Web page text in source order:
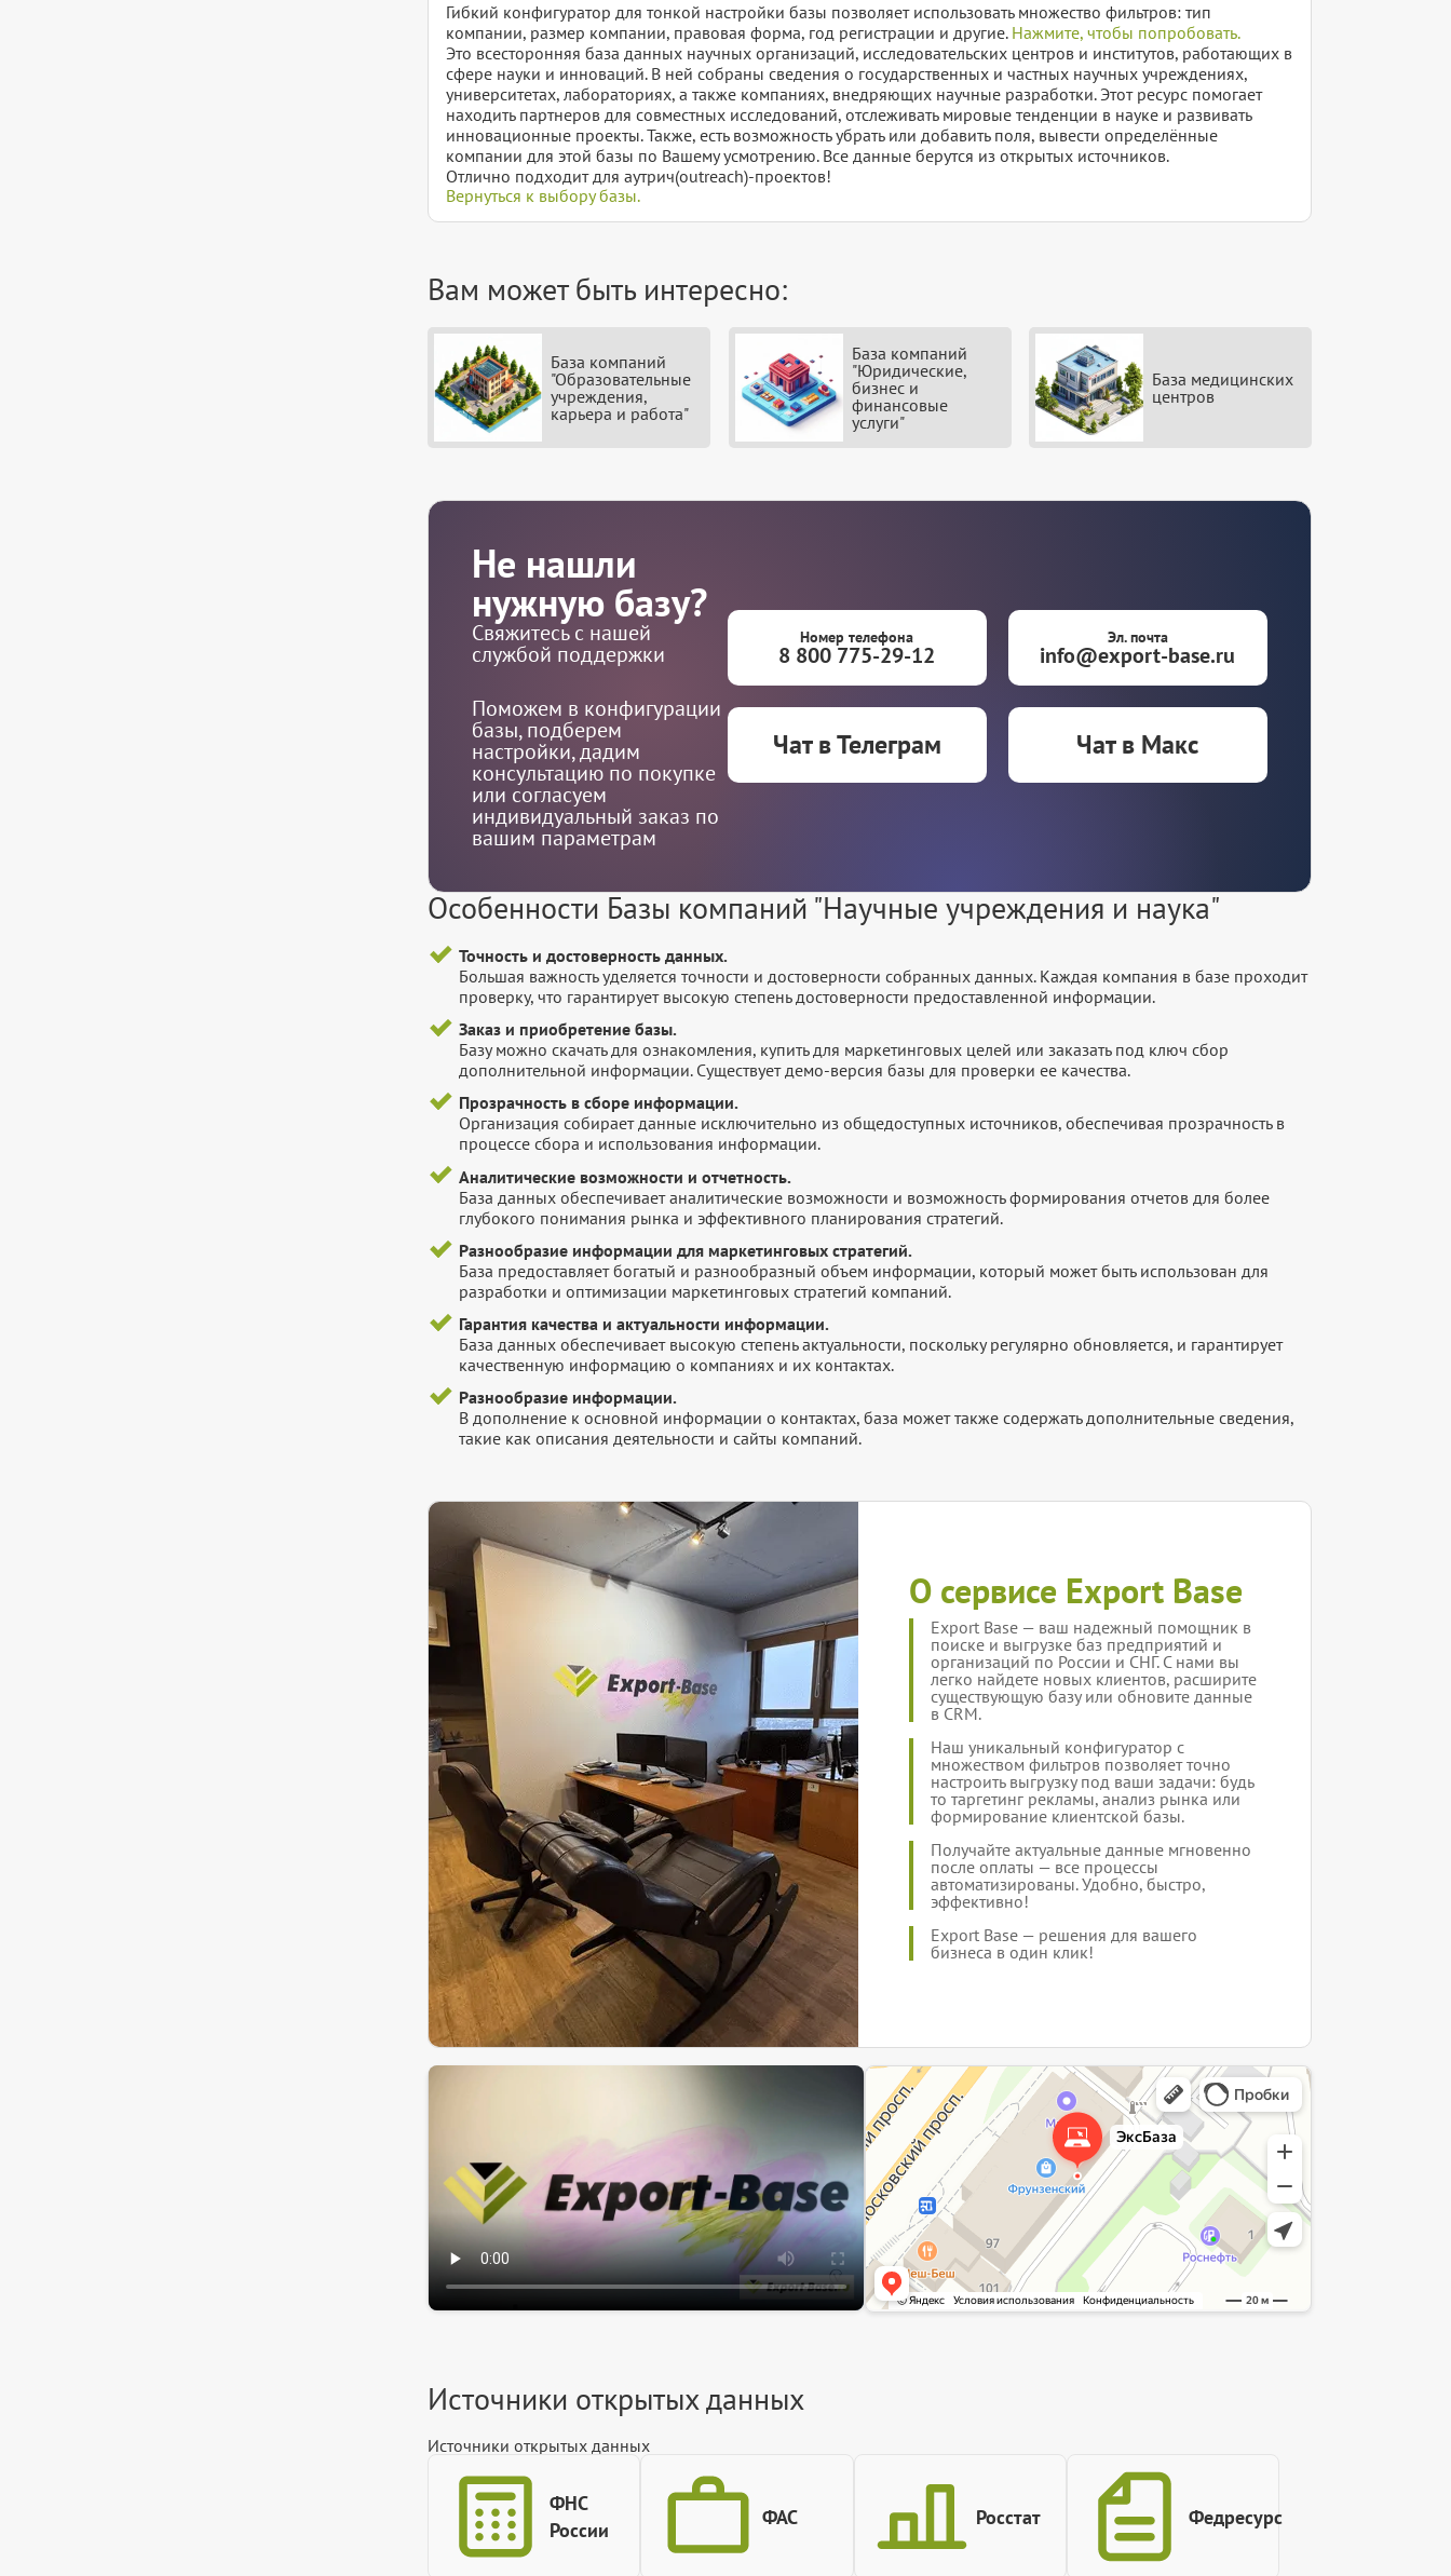
Гибкий конфигуратор для тонкой настройки базы позволяет использовать множество фильтров: тип
компании, размер компании, правовая форма, год регистрации и другие. Нажмите, чтобы попробовать.
Это всесторонняя база данных научных организаций, исследовательских центров и институтов, работающих в
сфере науки и инноваций. В ней собраны сведения о государственных и частных научных учреждениях,
университетах, лабораториях, а также компаниях, внедряющих научные разработки. Этот ресурс помогает
находить партнеров для совместных исследований, отслеживать мировые тенденции в науке и развивать
инновационные проекты. Также, есть возможность убрать или добавить поля, вывести определённые
компании для этой базы по Вашему усмотрению. Все данные берутся из открытых источников.
Отлично подходит для аутрич(outreach)-проектов!
Вернуться к выбору базы.
Вам может быть интересно:
База компаний
"Образовательные
учреждения,
карьера и работа"
База компаний
"Юридические,
бизнес и
финансовые
услуги"
База медицинских
центров
Не нашли
нужную базу?
Свяжитесь с нашей
службой поддержки
Поможем в конфигурации
базы, подберем
настройки, дадим
консультацию по покупке
или согласуем
индивидуальный заказ по
вашим параметрам
Номер телефона
8 800 775-29-12
Эл. почта
info@export-base.ru
Чат в Телеграм Чат в Макс
Особенности Базы компаний "Научные учреждения и наука"
Точность и достоверность данных.
Большая важность уделяется точности и достоверности собранных данных. Каждая компания в базе проходит
проверку, что гарантирует высокую степень достоверности предоставленной информации.
Заказ и приобретение базы.
Базу можно скачать для ознакомления, купить для маркетинговых целей или заказать под ключ сбор
дополнительной информации. Существует демо-версия базы для проверки ее качества.
Прозрачность в сборе информации.
Организация собирает данные исключительно из общедоступных источников, обеспечивая прозрачность в
процессе сбора и использования информации.
Аналитические возможности и отчетность.
База данных обеспечивает аналитические возможности и возможность формирования отчетов для более
глубокого понимания рынка и эффективного планирования стратегий.
Разнообразие информации для маркетинговых стратегий.
База предоставляет богатый и разнообразный объем информации, который может быть использован для
разработки и оптимизации маркетинговых стратегий компаний.
Гарантия качества и актуальности информации.
База данных обеспечивает высокую степень актуальности, поскольку регулярно обновляется, и гарантирует
качественную информацию о компаниях и их контактах.
Разнообразие информации.
В дополнение к основной информации о контактах, база может также содержать дополнительные сведения,
такие как описания деятельности и сайты компаний.
О сервисе Export Base
Export Base — ваш надежный помощник в
поиске и выгрузке баз предприятий и
организаций по России и СНГ. С нами вы
легко найдете новых клиентов, расширите
существующую базу или обновите данные
в CRM.
Наш уникальный конфигуратор с
множеством фильтров позволяет точно
настроить выгрузку под ваши задачи: будь
то таргетинг рекламы, анализ рынка или
формирование клиентской базы.
Получайте актуальные данные мгновенно
после оплаты — все процессы
автоматизированы. Удобно, быстро,
эффективно!
Export Base — решения для вашего
бизнеса в один клик!
ЭкспортБейз
Информационный интернет-сайт в Ярославле
Информационная служба в Ярославле
Источники открытых данных
Источники открытых данных
ФНС
России
ФАС Росстат Федресурс